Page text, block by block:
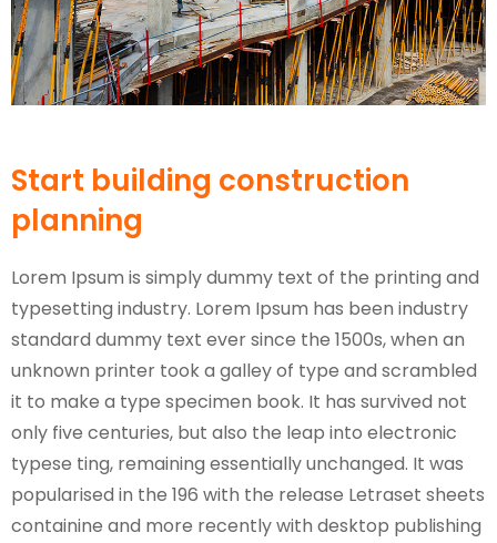
Start building construction
planning
Lorem Ipsum is simply dummy text of the printing and
typesetting industry. Lorem Ipsum has been industry
standard dummy text ever since the 1500s, when an
unknown printer took a galley of type and scrambled
it to make a type specimen book. It has survived not
only five centuries, but also the leap into electronic
typese ting, remaining essentially unchanged. It was
popularised in the 196 with the release Letraset sheets
containine and more recently with desktop publishing